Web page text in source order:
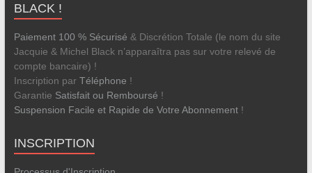
BLACK !
Paiement 100 % Sécurisé & Discrétion Totale (le nom du site
Jacquie & Michel Black n’apparaîtra pas sur votre relevé de
compte bancaire) !
Inscription par Téléphone !
Garantie Satisfait ou Remboursé !
Suspension Facile et Rapide de Votre Abonnement!
INSCRIPTION